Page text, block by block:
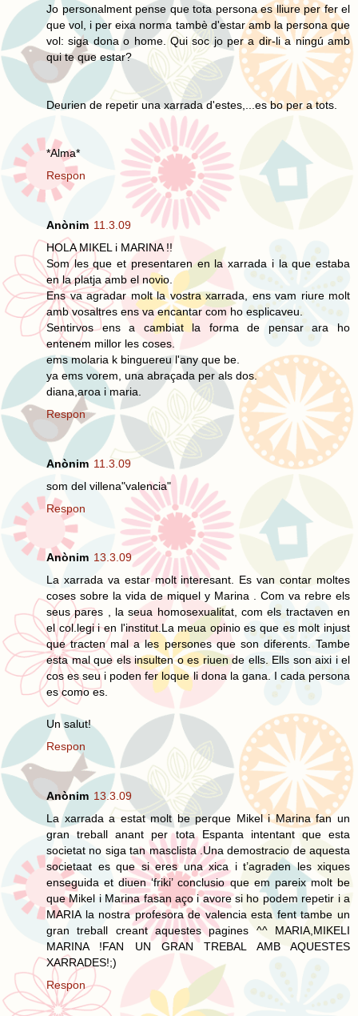
Jo personalment pense que tota persona es lliure per fer el
que vol, i per eixa norma tambè d'estar amb la persona que
vol: siga dona o home. Qui soc jo per a dir-li a ningú amb
qui te que estar?
Deurien de repetir una xarrada d'estes,...es bo per a tots.
*Alma*
Respon
Anònim 11.3.09
HOLA MIKEL i MARINA !!
Som les que et presentaren en la xarrada i la que estaba
en la platja amb el novio.
Ens va agradar molt la vostra xarrada, ens vam riure molt
amb vosaltres ens va encantar com ho esplicaveu.
Sentirvos ens a cambiat la forma de pensar ara ho
entenem millor les coses.
ems molaria k binguereu l'any que be.
ya ems vorem, una abraçada per als dos.
diana,aroa i maria.
Respon
Anònim 11.3.09
som del villena"valencia"
Respon
Anònim 13.3.09
La xarrada va estar molt interesant. Es van contar moltes
coses sobre la vida de miquel y Marina . Com va rebre els
seus pares , la seua homosexualitat, com els tractaven en
el col.legi i en l'institut.La meua opinio es que es molt injust
que tracten mal a les persones que son diferents. Tambe
esta mal que els insulten o es riuen de ells. Ells son aixi i el
cos es seu i poden fer loque li dona la gana. I cada persona
es como es.
Un salut!
Respon
Anònim 13.3.09
La xarrada a estat molt be perque Mikel i Marina fan un
gran treball anant per tota Espanta intentant que esta
societat no siga tan masclista .Una demostracio de aquesta
societaat es que si eres una xica i t’agraden les xiques
enseguida et diuen ‘friki’ conclusio que em pareix molt be
que Mikel i Marina fasan aço i avore si ho podem repetir i a
MARIA la nostra profesora de valencia esta fent tambe un
gran treball creant aquestes pagines ^^ MARIA,MIKELI
MARINA !FAN UN GRAN TREBAL AMB AQUESTES
XARRADES!;)
Respon